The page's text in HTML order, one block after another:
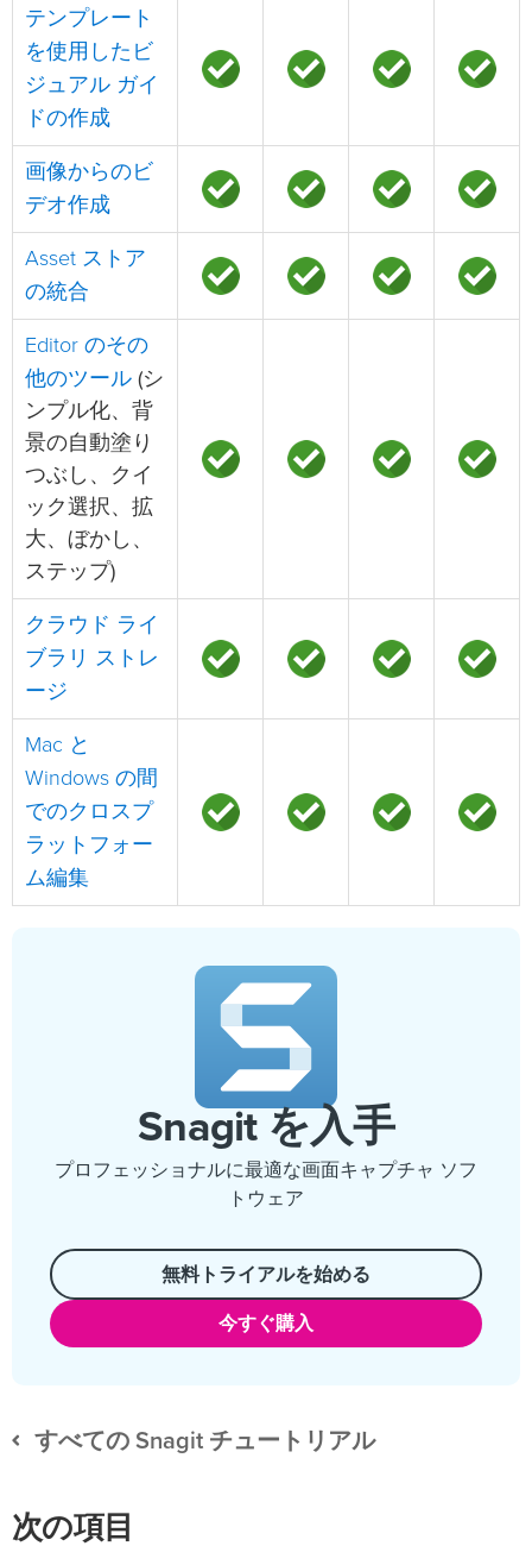
テンプレート
を使用したビ
ジュアル ガイ
ドの作成
画像からのビ
デオ作成
Asset ストア
の統合
Editor のその
他のツール (シ
ンプル化、背
景の自動塗り
つぶし、クイ
ック選択、拡
大、ぼかし、
ステップ)
クラウド ライ
ブラリ ストレ
ージ
Mac と
Windows の間
でのクロスプ
ラットフォー
ム編集
Snagit を入手
プロフェッショナルに最適な画面キャプチャ ソフ
トウェア
無料トライアルを始める
今すぐ購入
すべての Snagit チュートリアル
次の項目